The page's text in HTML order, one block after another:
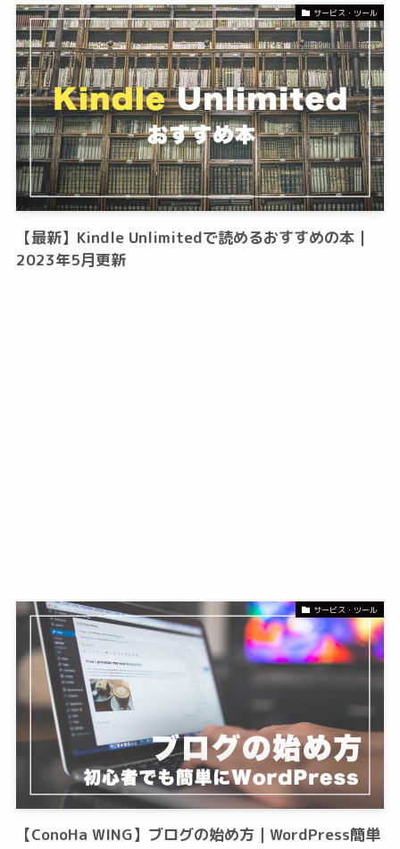
サービス・ツール
【最新】Kindle Unlimitedで読めるおすすめの本｜
2023年5月更新
サービス・ツール
【ConoHa WING】ブログの始め方｜WordPress簡単